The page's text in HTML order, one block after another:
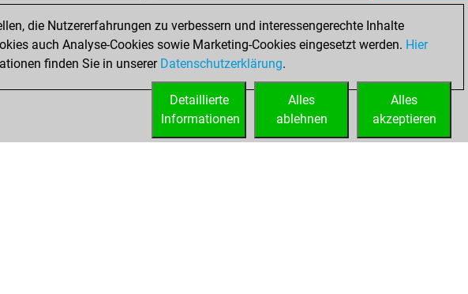
die Nutzererfahrungen zu verbessern und interessengerechte Inhalte
auch Analyse-Cookies sowie Marketing-Cookies eingesetzt werden. Hier
finden Sie in unserer Datenschutzerklärung.
Alles
akzeptieren
Alles
ablehnen
Detaillierte
Informationen